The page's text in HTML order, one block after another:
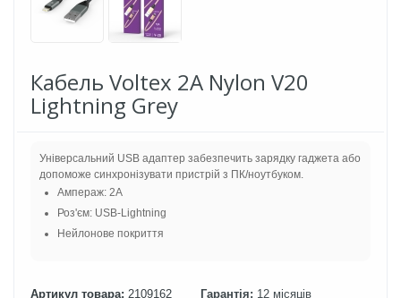
Кабель Voltex 2A Nylon V20
Lightning Grey
Універсальний USB адаптер забезпечить зарядку гаджета або
допоможе синхронізувати пристрій з ПК/ноутбуком.
Ампераж: 2A
Роз'єм: USB-Lightning
Нейлонове покриття
Артикул товара: 2109162 Гарантія: 12 місяців